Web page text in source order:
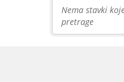
Nema stavki
pretrage